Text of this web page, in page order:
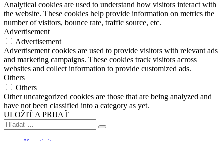
Analytical cookies are used to understand how visitors interact with
the website. These cookies help provide information on metrics the
number of visitors, bounce rate, traffic source, etc.
Advertisement
Advertisement
Advertisement cookies are used to provide visitors with relevant ads
and marketing campaigns. These cookies track visitors across
websites and collect information to provide customized ads.
Others
Others
Other uncategorized cookies are those that are being analyzed and
have not been classified into a category as yet.
ULOŽIŤ A PRIJAŤ